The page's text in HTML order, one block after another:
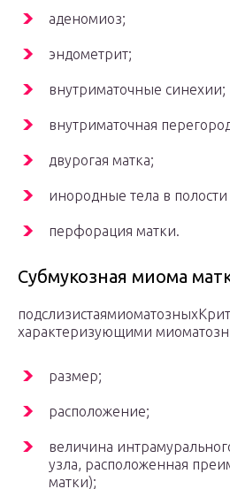
аденомиоз;
эндометрит;
внутриматочные синехии;
внутриматочная
двурогая матка;
инородные тела в полости
перфорация матки.
Субмукозная миома
характеризующими
размер;
расположение;
величина
узла, расположенная
матки);